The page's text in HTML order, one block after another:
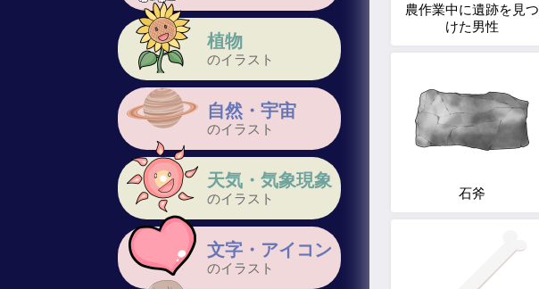
植物
のイラスト
自然・宇宙
のイラスト
天気・気象現象
のイラスト
文字・アイコン
のイラスト
農作業中に遺跡を見つ
けた男性
石斧